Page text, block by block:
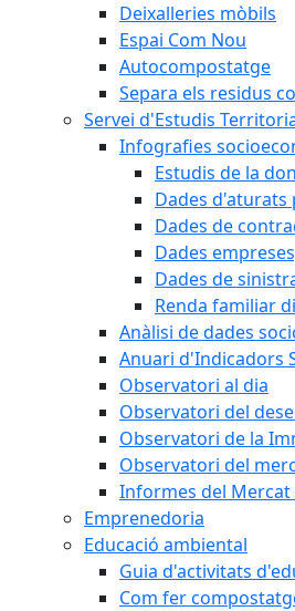
Deixalleries mòbils
Espai Com Nou
Autocompostatge
Separa els residus
Servei d'Estudis
Infografies
Estudis de la
Dades d'aturats
Dades de
Dades
Dades de
Renda familiar
Anàlisi de dades
Anuari d'Indicadors
Observatori al dia
Observatori del
Observatori de la
Observatori del
Informes del Mercat
Emprenedoria
Educació ambiental
Guia d'activitats
Com fer